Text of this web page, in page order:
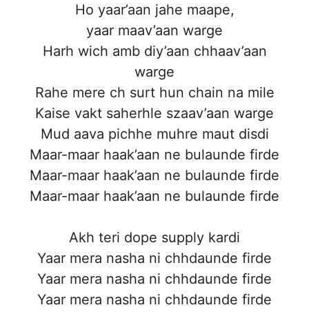
Ho yaar’aan jahe maape,
yaar maav’aan warge
Harh wich amb diy’aan chhaav’aan
warge
Rahe mere ch surt hun chain na mile
Kaise vakt saherhle szaav’aan warge
Mud aava pichhe muhre maut disdi
Maar-maar haak’aan ne bulaunde firde
Maar-maar haak’aan ne bulaunde firde
Maar-maar haak’aan ne bulaunde firde
Akh teri dope supply kardi
Yaar mera nasha ni chhdaunde firde
Yaar mera nasha ni chhdaunde firde
Yaar mera nasha ni chhdaunde firde